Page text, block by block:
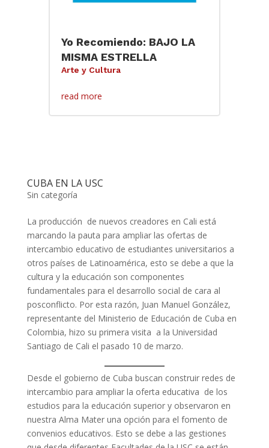
Yo Recomiendo: BAJO LA
MISMA ESTRELLA
Arte y Cultura
read more
CUBA EN LA USC
Sin categoría
La producción de nuevos creadores en Cali está
marcando la pauta para ampliar las ofertas de
intercambio educativo de estudiantes universitarios a
otros países de Latinoamérica, esto se debe a que la
cultura y la educación son componentes
fundamentales para el desarrollo social de cara al
posconflicto. Por esta razón, Juan Manuel González,
representante del Ministerio de Educación de Cuba en
Colombia, hizo su primera visita a la Universidad
Santiago de Cali el pasado 10 de marzo.
Desde el gobierno de Cuba buscan construir redes de
intercambio para ampliar la oferta educativa de los
estudios para la educación superior y observaron en
nuestra Alma Mater una opción para el fomento de
convenios educativos. Esto se debe a las gestiones